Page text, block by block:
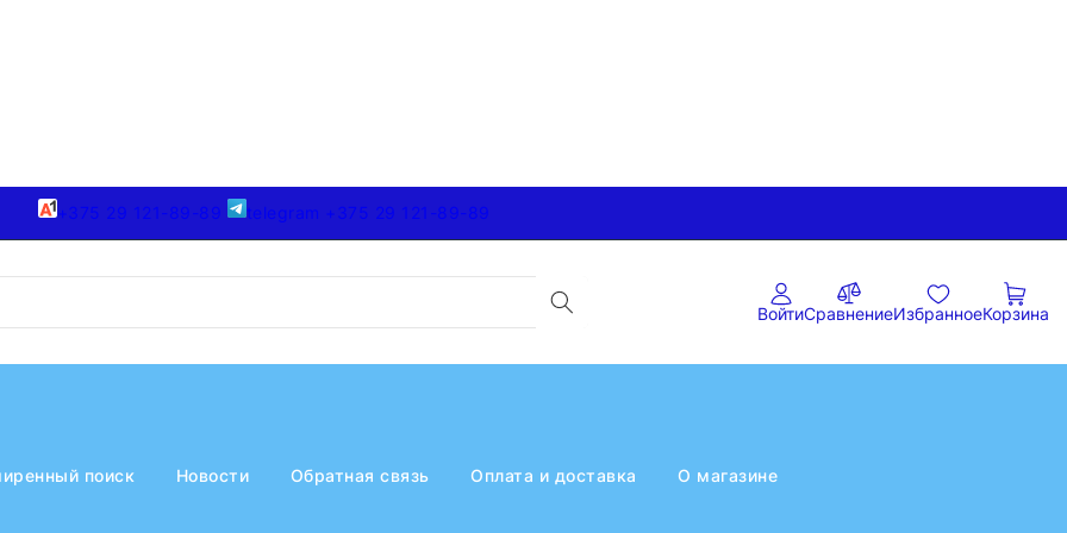
+375 29 121-89-89 telegram +375 29 121-89-89
ВойтиСравнениеИзбранноеКорзина
поиск Новости Обратная связь Оплата и доставка О магазине